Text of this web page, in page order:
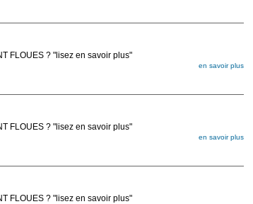
FLOUES ? "lisez en savoir plus"
en savoir plus
FLOUES ? "lisez en savoir plus"
en savoir plus
FLOUES ? "lisez en savoir plus"